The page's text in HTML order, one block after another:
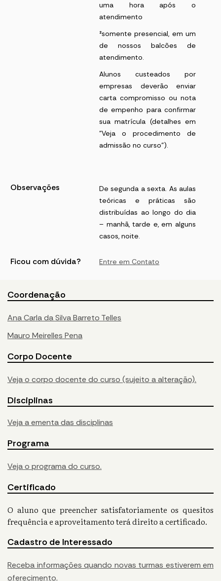
uma hora após o
atendimento
²somente presencial, em um
de nossos balcões de
atendimento.
Alunos custeados por
empresas deverão enviar
carta compromisso ou nota
de empenho para confirmar
sua matrícula (detalhes em
"Veja o procedimento de
admissão no curso").
Observações
De segunda a sexta. As aulas
teóricas e práticas são
distribuídas ao longo do dia
– manhã, tarde e, em alguns
casos, noite.
Ficou com dúvida? Entre em Contato
Coordenação
Ana Carla da Silva Barreto Telles
Mauro Meirelles Pena
Corpo Docente
Veja o corpo docente do curso (sujeito a alteração).
Disciplinas
Veja a ementa das disciplinas
Programa
Veja o programa do curso.
Certificado
O aluno que preencher satisfatoriamente os quesitos
frequência e aproveitamento terá direito a certificado.
Cadastro de Interessado
Receba informações quando novas turmas estiverem em
oferecimento.